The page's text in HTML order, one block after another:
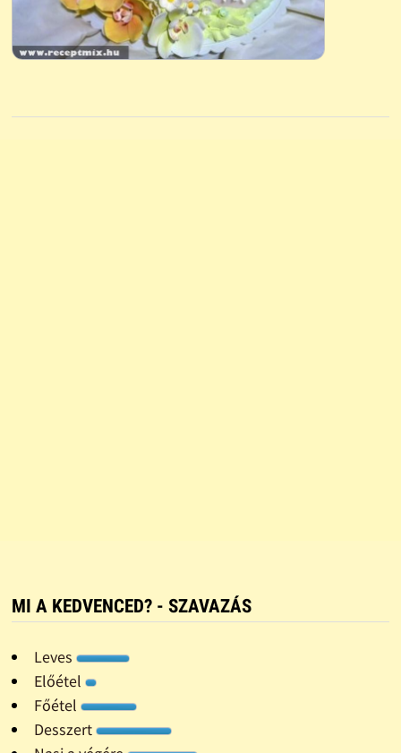
MI A KEDVENCED? - SZAVAZÁS
Leves
Előétel
Főétel
Desszert